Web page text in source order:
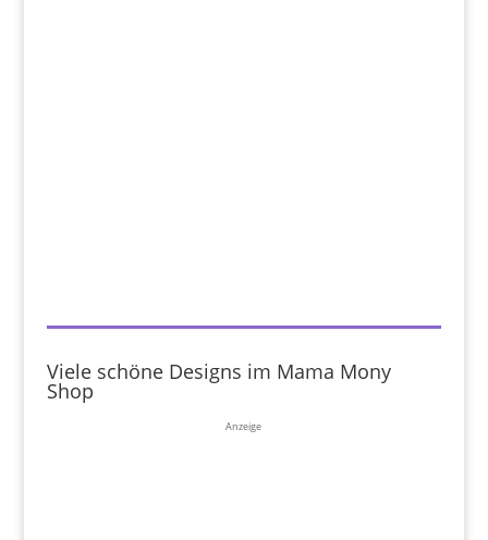
Viele schöne Designs im Mama Mony
Shop
Anzeige